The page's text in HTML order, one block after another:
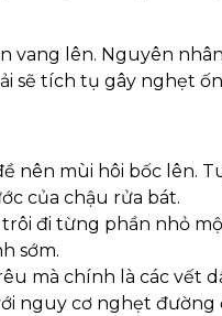
vang lên. Nguyên
sẽ tích tụ gây nghẹt
nên mùi hôi bốc lên.
của chậu rửa bát.
đi từng phần nhỏ
sớm.
mà chính là các vết
nguy cơ nghẹt đường